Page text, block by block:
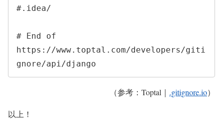
#.idea/
# End of
https://www.toptal.com/developers/giti
gnore/api/django
（参考：Toptal｜ .gitignore.io）
以上！